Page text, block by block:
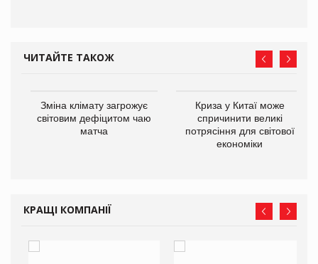
ЧИТАЙТЕ ТАКОЖ
Зміна клімату загрожує
світовим дефіцитом чаю
матча
Криза у Китаї може
спричинити великі
потрясіння для світової
економіки
КРАЩІ КОМПАНІЇ